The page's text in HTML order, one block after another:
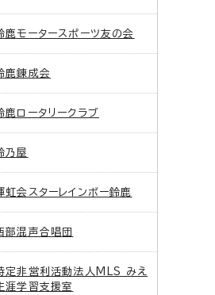
鹿モータースポーツ友の会
鹿錬成会
鹿ロータリークラブ
乃屋
虹会スターレインボー鈴鹿
部混声合唱団
定非営利活動法人MLS みえ
涯学習支援室